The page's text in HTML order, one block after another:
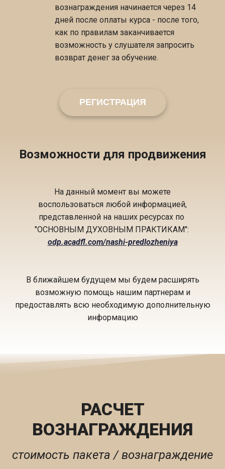
вознаграждения начинается через 14
дней после оплаты курса - после того,
как по правилам заканчивается
возможность у слушателя запросить
возврат денег за обучение.
РЕГИСТРАЦИЯ
Возможности для продвижения
На данный момент вы можете
воспользоваться любой информацией,
представленной на наших ресурсах по
"ОСНОВНЫМ ДУХОВНЫМ ПРАКТИКАМ":
odp.acadfl.com/nashi-predlozheniya
В ближайшем будущем мы будем расширять
возможную помощь нашим партнерам и
предоставлять всю необходимую дополнительную
информацию
РАСЧЕТ
ВОЗНАГРАЖДЕНИЯ
стоимость пакета / вознаграждение